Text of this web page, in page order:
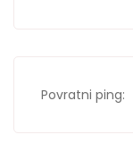
Povratni ping: